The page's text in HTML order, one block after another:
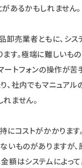
あるかもしれません。
卸売業者ともに、シ
す。極端に難しいも
ートフォンの操作が
、社内でもマニュア
ません。
にコストがかかりま
いものがありますが
額はシステムによって